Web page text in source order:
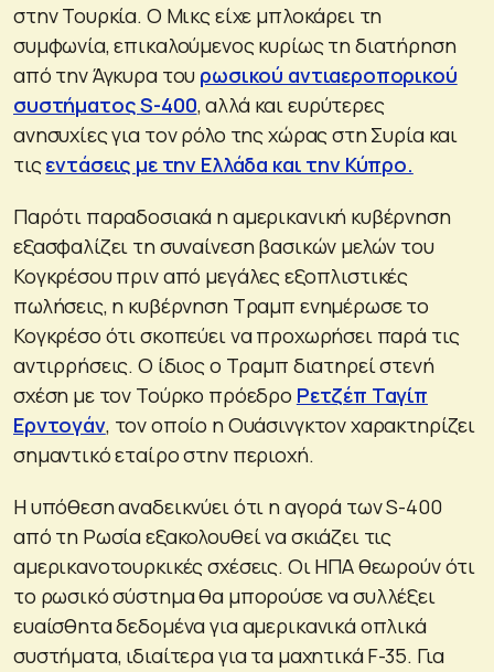
στην Τουρκία. Ο Μικς είχε μπλοκάρει τη
συμφωνία, επικαλούμενος κυρίως τη διατήρηση
από την Άγκυρα του ρωσικού αντιαεροπορικού
συστήματος S-400, αλλά και ευρύτερες
ανησυχίες για τον ρόλο της χώρας στη Συρία και
τιςεντάσεις με την Ελλάδα και την Κύπρο.
Παρότι παραδοσιακά η αμερικανική κυβέρνηση
εξασφαλίζει τη συναίνεση βασικών μελών του
Κογκρέσου πριν από μεγάλες εξοπλιστικές
πωλήσεις, η κυβέρνηση Τραμπ ενημέρωσε το
Κογκρέσο ότι σκοπεύει να προχωρήσει παρά τις
αντιρρήσεις. Ο ίδιος ο Τραμπ διατηρεί στενή
σχέση με τον Τούρκο πρόεδρο Ρετζέπ Ταγίπ
Ερντογάν, τον οποίο η Ουάσινγκτον χαρακτηρίζει
σημαντικό εταίρο στην περιοχή.
Η υπόθεση αναδεικνύει ότι η αγορά των S-400
από τη Ρωσία εξακολουθεί να σκιάζει τις
αμερικανοτουρκικές σχέσεις. Οι ΗΠΑ θεωρούν ότι
το ρωσικό σύστημα θα μπορούσε να συλλέξει
ευαίσθητα δεδομένα για αμερικανικά οπλικά
συστήματα, ιδιαίτερα για τα μαχητικά F-35. Για